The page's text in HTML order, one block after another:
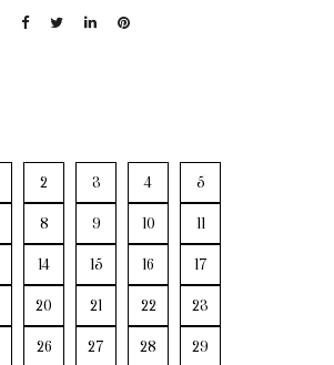
2 3 4 5
8 9 10 11
14 15 16 17
20 21 22 23
26 27 28 29